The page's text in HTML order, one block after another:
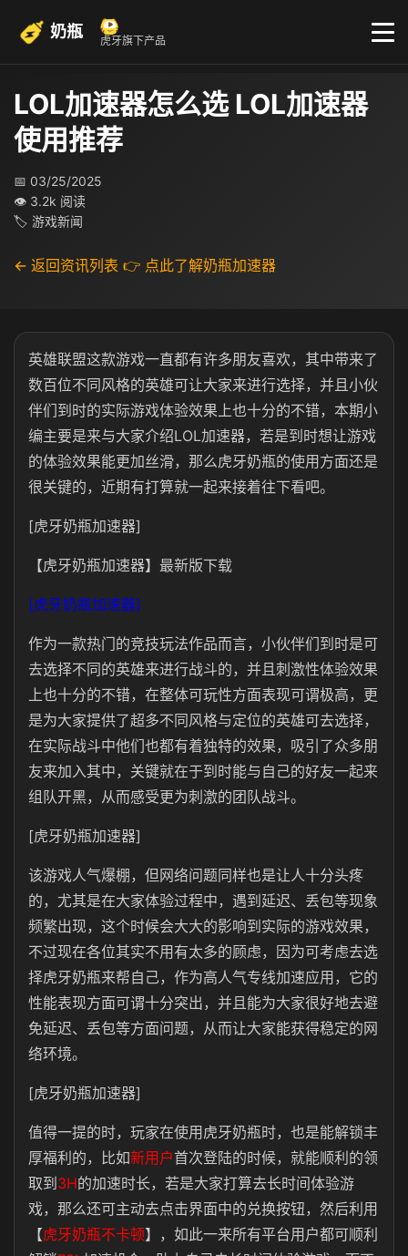
奶瓶 虎牙旗下产品
LOL加速器怎么选 LOL加速器
使用推荐
📅 03/25/2025
👁 3.2k 阅读
🏷 游戏新闻
← 返回资讯列表 👉 点此了解奶瓶加速器
英雄联盟这款游戏一直都有许多朋友喜欢，其中带来了
数百位不同风格的英雄可让大家来进行选择，并且小伙
伴们到时的实际游戏体验效果上也十分的不错，本期小
编主要是来与大家介绍LOL加速器，若是到时想让游戏
的体验效果能更加丝滑，那么虎牙奶瓶的使用方面还是
很关键的，近期有打算就一起来接着往下看吧。
[虎牙奶瓶加速器]
【虎牙奶瓶加速器】最新版下载
[虎牙奶瓶加速器]
作为一款热门的竞技玩法作品而言，小伙伴们到时是可
去选择不同的英雄来进行战斗的，并且刺激性体验效果
上也十分的不错，在整体可玩性方面表现可谓极高，更
是为大家提供了超多不同风格与定位的英雄可去选择，
在实际战斗中他们也都有着独特的效果，吸引了众多朋
友来加入其中，关键就在于到时能与自己的好友一起来
组队开黑，从而感受更为刺激的团队战斗。
[虎牙奶瓶加速器]
该游戏人气爆棚，但网络问题同样也是让人十分头疼
的，尤其是在大家体验过程中，遇到延迟、丢包等现象
频繁出现，这个时候会大大的影响到实际的游戏效果，
不过现在各位其实不用有太多的顾虑，因为可考虑去选
择虎牙奶瓶来帮自己，作为高人气专线加速应用，它的
性能表现方面可谓十分突出，并且能为大家很好地去避
免延迟、丢包等方面问题，从而让大家能获得稳定的网
络环境。
[虎牙奶瓶加速器]
值得一提的时，玩家在使用虎牙奶瓶时，也是能解锁丰
厚福利的，比如新用户首次登陆的时候，就能顺利的领
取到 3H的加速时长，若是大家打算去长时间体验游
戏，那么还可主动去点击界面中的兑换按钮，然后利用
【虎牙奶瓶不卡顿】，如此一来所有平台用户都可顺利